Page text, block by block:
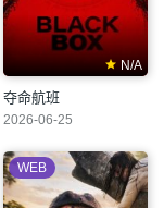
N/A
夺命航班
2026-06-25
WEB